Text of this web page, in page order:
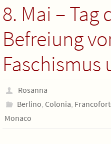
8. Mai – Tag
Befreiung
Faschismus
Rosanna
Berlino, Colonia,
Monaco